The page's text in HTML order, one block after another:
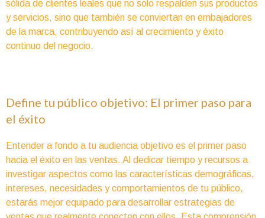
sólida de clientes leales que no solo respalden sus productos
y servicios, sino que también se conviertan en embajadores
de la marca, contribuyendo así al crecimiento y éxito
continuo del negocio.
Define tu público objetivo: El primer paso para
el éxito
Entender a fondo a tu audiencia objetivo es el primer paso
hacia el éxito en las ventas. Al dedicar tiempo y recursos a
investigar aspectos como las características demográficas,
intereses, necesidades y comportamientos de tu público,
estarás mejor equipado para desarrollar estrategias de